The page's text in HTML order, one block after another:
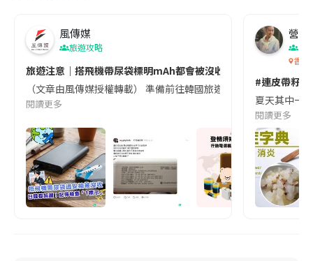
風傳媒
旅遊攻略
旅遊注意｜搭飛機帶尿袋標明mAh都會被沒收😱出發前切記檢查
（文章由風傳媒授權轉載） 準備前往韓國旅遊的民眾，近期要
閱讀更多
營養
香港
#連皮帶籽
夏天其中一
閱讀更多